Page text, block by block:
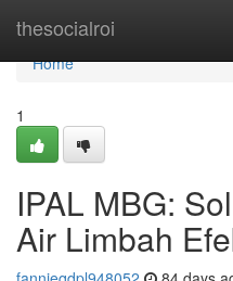
thesocialroi
Home
Home
1
IPAL MBG:
Air Limbah